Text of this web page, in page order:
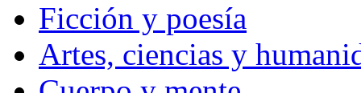
Ficción y poesía
Artes, ciencias y